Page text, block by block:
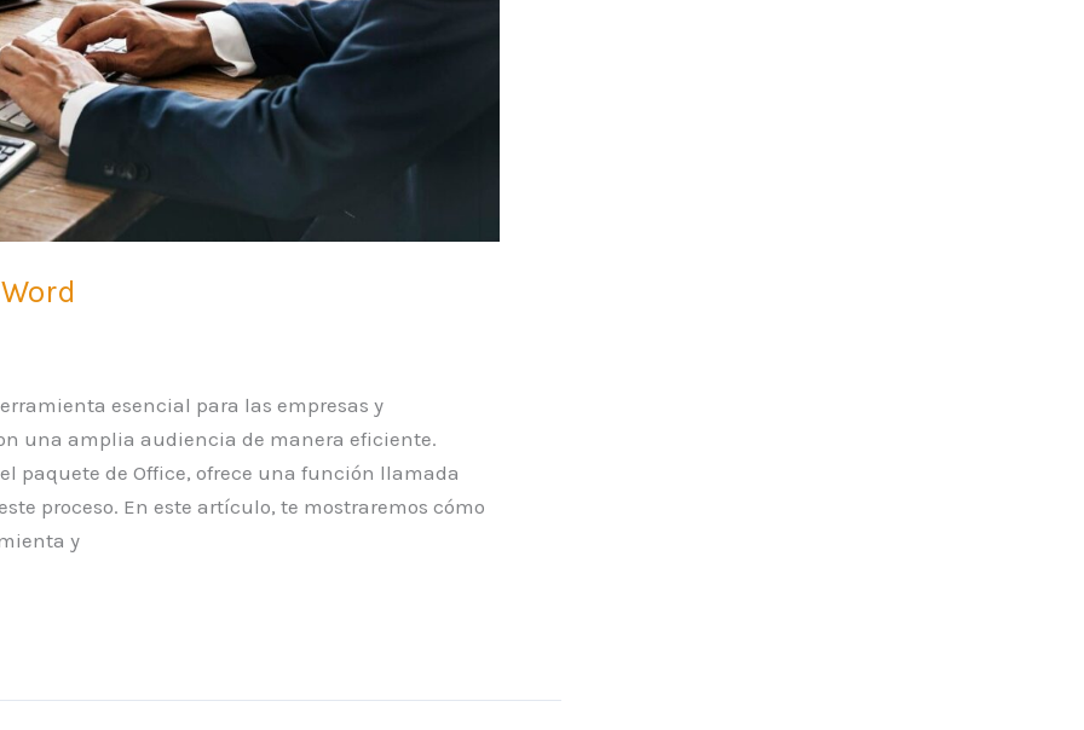
esencial para las empresas y
una amplia audiencia de manera eficiente.
paquete de Office, ofrece una función llamada
proceso. En este artículo, te mostraremos cómo
y